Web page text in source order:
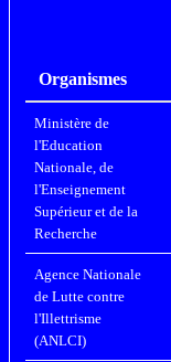
Organismes
Ministère de
l'Education
Nationale, de
l'Enseignement
Supérieur et de la
Recherche
Agence Nationale
de Lutte contre
l'Illettrisme
(ANLCI)